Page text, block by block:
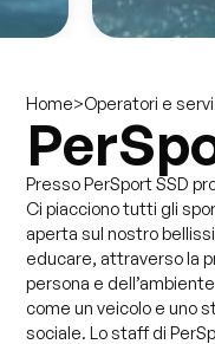
Home>Operatori e
Presso PerSport SSD
Ci piacciono tutti gli
aperta sul nostro
educare, attraverso la
persona e
come un veicolo e uno
sociale. Lo staff di